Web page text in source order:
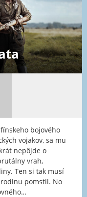
bojového
vojakov, sa mu
nepôjde o
vrah,
Ten si tak musí
pomstil. No